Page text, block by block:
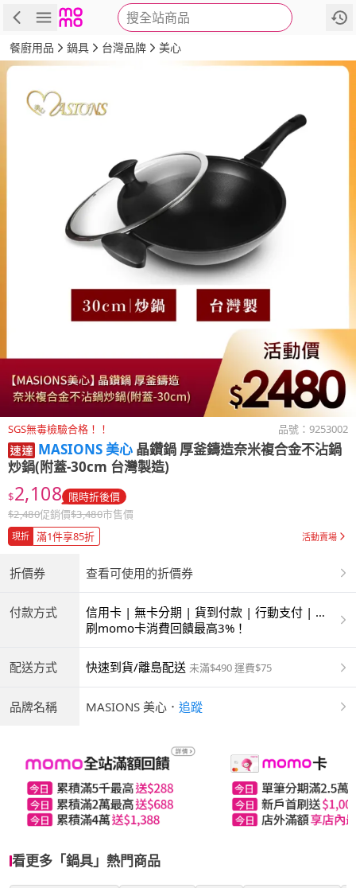
搜全站商品
商品 評價 詳情
餐廚用品 鍋具 台灣品牌 美心
SGS無毒檢驗合格！！ 品號： 9253002
MASIONS 美心 晶鑽鍋 厚釜鑄造奈米複合金不沾鍋
炒鍋(附蓋-30cm 台灣製造)
$2,108 限時折後價
$2,480促銷價$3,480市售價
現折 滿1件享85折 活動賣場
折價券 查看可使用的折價券
付款方式
信用卡 | 無卡分期 | 貨到付款 | 行動支付 | 超
商付款 | ATM | 銀聯卡
刷momo卡消費回饋最高3%！
配送方式 快速到貨/離島配送 未滿$490 運費$75
品牌名稱 MASIONS 美心 ． 追蹤
看更多「鍋具」熱門商品